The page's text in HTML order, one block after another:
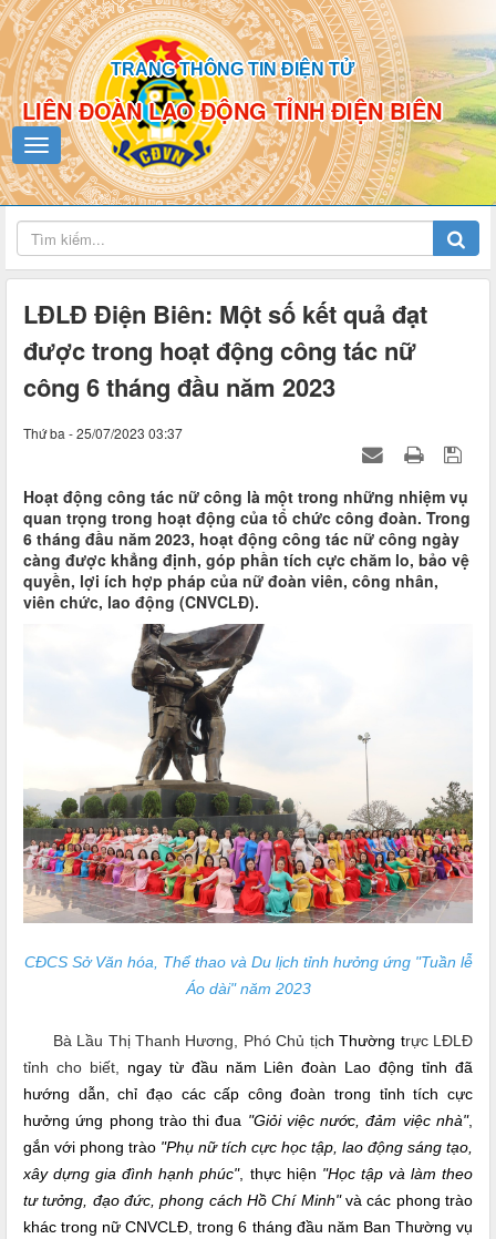
TRANG THÔNG TIN ĐIỆN TỬ
LIÊN ĐOÀN LAO ĐỘNG TỈNH ĐIỆN BIÊN
LĐLĐ Điện Biên: Một số kết quả đạt
được trong hoạt động công tác nữ
công 6 tháng đầu năm 2023
Thứ ba - 25/07/2023 03:37
Hoạt động công tác nữ công là một trong những nhiệm vụ
quan trọng trong hoạt động của tổ chức công đoàn. Trong
6 tháng đầu năm 2023, hoạt động công tác nữ công ngày
càng được khẳng định, góp phần tích cực chăm lo, bảo vệ
quyền, lợi ích hợp pháp của nữ đoàn viên, công nhân,
viên chức, lao động (CNVCLĐ).
CĐCS Sở Văn hóa, Thể thao và Du lịch tỉnh hưởng ứng "Tuần lễ
Áo dài" năm 2023
Bà Lầu Thị Thanh Hương, Phó Chủ tịch Thường trực LĐLĐ
tỉnh cho biết,
ngay từ đầu năm Liên đoàn Lao động tỉnh đã
hướng dẫn, chỉ đạo các cấp công đoàn trong tỉnh tích cực
hưởng ứng phong trào thi đua "Giỏi việc nước, đảm việc nhà",
gắn với phong trào "Phụ nữ tích cực học tập, lao động sáng tạo,
xây dựng gia đình hạnh phúc", thực hiện "Học tập và làm theo
tư tưởng, đạo đức, phong cách Hồ Chí Minh"và các phong trào
khác trong nữ CNVCLĐ, trong 6 tháng đầu năm Ban Thường vụ